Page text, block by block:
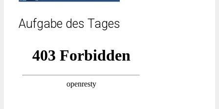
Aufgabe des Tages